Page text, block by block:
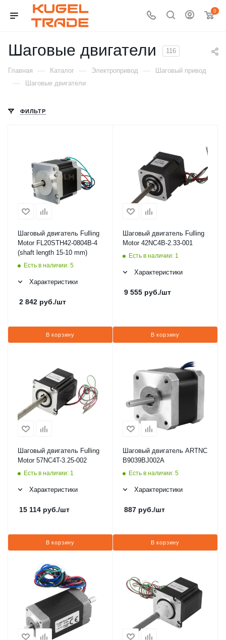
0
Шаговые двигатели 116
Главная — Каталог — Электропривод — Шаговый привод
— Шаговые двигатели
ФИЛЬТР
Шаговый двигатель Fulling
Motor FL20STH42-0804B-4
(shaft length 15-10 mm)
Есть в наличии: 5
Характеристики
2 842 руб./шт
В корзину
Шаговый двигатель Fulling
Motor 42NC4B-2.33-001
Есть в наличии: 1
Характеристики
9 555 руб./шт
В корзину
Шаговый двигатель Fulling
Motor 57NC4T-3.25-002
Есть в наличии: 1
Характеристики
15 114 руб./шт
В корзину
Шаговый двигатель ARTNC
B9039BJ002A
Есть в наличии: 5
Характеристики
887 руб./шт
В корзину